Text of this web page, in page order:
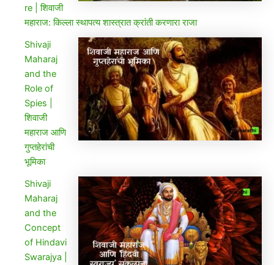
re | शिवाजी
महाराज: किल्ला स्थापत्य शास्त्रात क्रांती करणारा राजा
Shivaji
Maharaj
and the
Role of
Spies |
शिवाजी
महाराज आणि
गुप्तहेरांची
भूमिका
Shivaji
Maharaj
and the
Concept
of Hindavi
Swarajya |